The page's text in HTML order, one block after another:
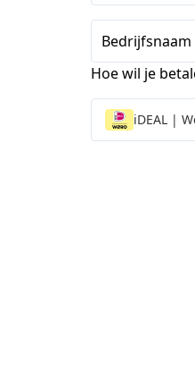
Staten
+1
Hoe wil je
iDEAL |